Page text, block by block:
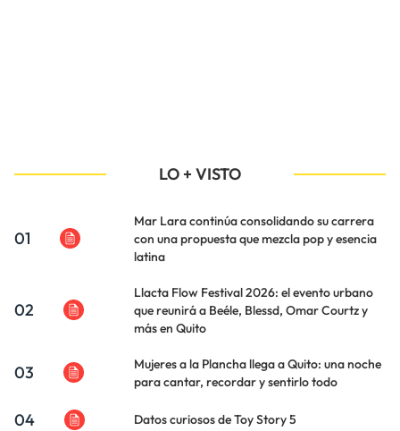
LO + VISTO
01
Mar Lara continúa consolidando su carrera
con una propuesta que mezcla pop y esencia
latina
02
Llacta Flow Festival 2026: el evento urbano
que reunirá a Beéle, Blessd, Omar Courtz y
más en Quito
03
Mujeres a la Plancha llega a Quito: una noche
para cantar, recordar y sentirlo todo
04 Datos curiosos de Toy Story 5